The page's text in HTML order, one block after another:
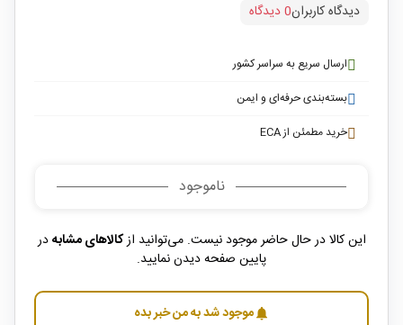
دیدگاه کاربران0 دیدگاه
ارسال سریع به سراسر کشور
بسته‌بندی حرفه‌ای و ایمن
خرید مطمئن از ECA
ناموجود
این کالا در حال حاضر موجود نیست. می‌توانید ازکالاهای مشابهدر
پایین صفحه دیدن نمایید.
notificationsموجود شد به من خبر بده